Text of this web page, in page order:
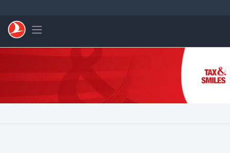
Toggle navigation